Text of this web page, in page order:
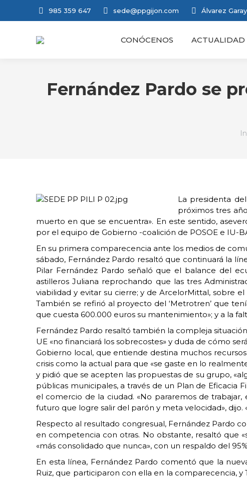
985 359 647 sede@ppgijon.com Álvarez
CONÓCENOS ACTUALIDAD
Fernández Pardo se
La presidenta
próximos tres
muerto en que se encuentra». En este sentido,
por el equipo de Gobierno -coalición de POSOE e IU-
En su primera comparecencia ante los medios de
sábado, Fernández Pardo resaltó que continuará la
Pilar Fernández Pardo señaló que el balance del
astilleros Juliana reprochando que las tres
viabilidad y evitar su cierre; y de ArcelorMittal, sobre
También se refirió al proyecto del ‘Metrotren’ que
que cuesta 600.000 euros su mantenimiento»; y a la
Fernández Pardo resaltó también la compleja
UE «no financiará los sobrecostes» y duda de cómo
Gobierno local, que entiende destina muchos
crisis como la actual para que «se gaste en lo
y pidió que se acepten las propuestas de su grupo,
públicas municipales, a través de un Plan de Eficacia
el comercio de la ciudad. «No pararemos de
futuro que logre salir del parón y meta velocidad», dijo.
Respecto al resultado congresual, Fernández Pardo
en competencia con otras. No obstante, resaltó que
«más consolidado que nunca», con un respaldo del
En esta línea, Fernández Pardo comentó que la
Ruiz, que participaron con ella en la comparecencia,